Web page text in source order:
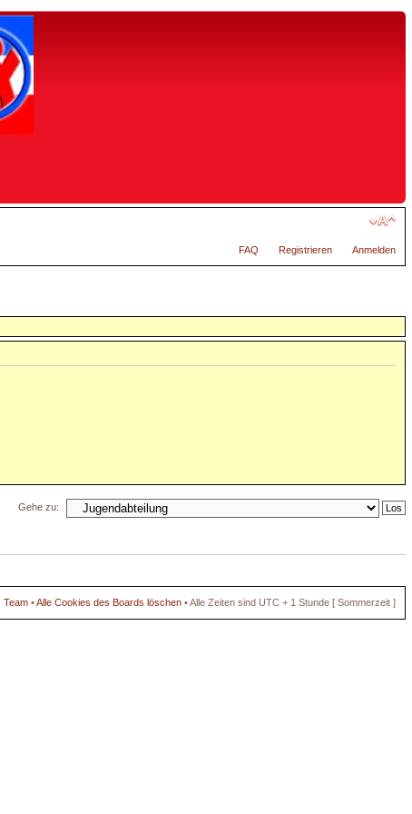
FAQ Registrieren Anmelden
Gehe zu:
Team •Alle Cookies des Boards löschen • Alle Zeiten sind UTC + 1 Stunde [ Sommerzeit ]